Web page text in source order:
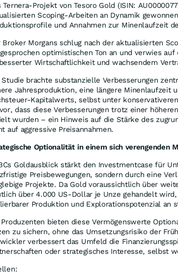
Ternera-Projekt von Tesoro Gold (ISIN:
Scoping-Arbeiten an Dynamik
und Annahmen zur Minenlaufzeit
Broker Morgans schlug nach der aktualisierten
optimistischen Ton an und verwies auf
Wirtschaftlichkeit und wachsendem
Studie brachte substanzielle Verbesserungen
Jahresproduktion, eine längere Minenlaufzeit
Kapitalwerts, selbst unter
dass diese Verbesserungen trotz einer
wurden – ein Hinweis auf die Stärke des
auf aggressive Preisannahmen.
Optionalität in einem sich verengenden
Goldausblick stärkt den Investmentcase für
Preisbewegungen, sondern durch eine
Projekte. Da Gold voraussichtlich über
über 4.000 US-Dollar je Unze gehandelt
Produktion und Explorationspotenzial an
Produzenten bieten diese Vermögenswerte
zu sichern, ohne das Umsetzungsrisiko der
verbessert das Umfeld die
oder strategisches Interesse, selbst